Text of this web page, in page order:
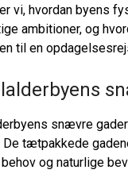
vi, hvordan byens
ambitioner, og
til en
snævre
De tætpakkede
og naturlige